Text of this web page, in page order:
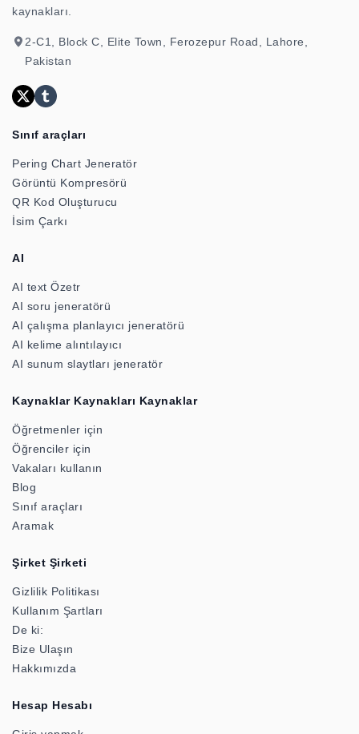
kaynakları.
2-C1, Block C, Elite Town, Ferozepur Road, Lahore,
Pakistan
Sınıf araçları
Pering Chart Jeneratör
Görüntü Kompresörü
QR Kod Oluşturucu
İsim Çarkı
AI
AI text Özetr
AI soru jeneratörü
AI çalışma planlayıcı jeneratörü
AI kelime alıntılayıcı
AI sunum slaytları jeneratör
Kaynaklar Kaynakları Kaynaklar
Öğretmenler için
Öğrenciler için
Vakaları kullanın
Blog
Sınıf araçları
Aramak
Şirket Şirketi
Gizlilik Politikası
Kullanım Şartları
De ki:
Bize Ulaşın
Hakkımızda
Hesap Hesabı